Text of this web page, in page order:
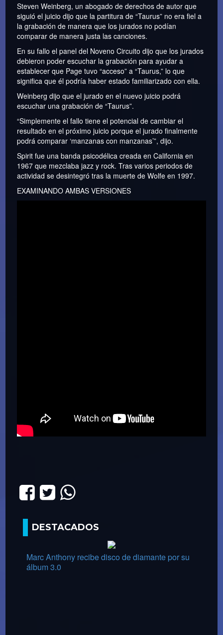
Steven Weinberg, un abogado de derechos de autor que
siguió el juicio dijo que la partitura de “Taurus” no era fiel a
la grabación de manera que los jurados no podían
comparar de manera justa las canciones.
En su fallo el panel del Noveno Circuito dijo que los jurados
debieron poder escuchar la grabación para ayudar a
establecer que Page tuvo “acceso” a “Taurus,” lo que
significa que él podría haber estado familiarizado con ella.
Weinberg dijo que el jurado en el nuevo juicio podrá
escuchar una grabación de “Taurus”.
“Simplemente el fallo tiene el potencial de cambiar el
resultado en el próximo juicio porque el jurado finalmente
podrá comparar ‘manzanas con manzanas’”, dijo.
Spirit fue una banda psicodélica creada en California en
1967 que mezclaba jazz y rock. Tras varios periodos de
actividad se desintegró tras la muerte de Wolfe en 1997.
EXAMINANDO AMBAS VERSIONES
DESTACADOS
Marc Anthony recibe disco de diamante por su
álbum 3.0